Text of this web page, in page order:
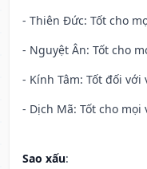
- Thiên Đức: Tốt cho
- Nguyệt Ân: Tốt cho
- Kính Tâm: Tốt đối với
- Dịch Mã: Tốt cho
Sao xấu: